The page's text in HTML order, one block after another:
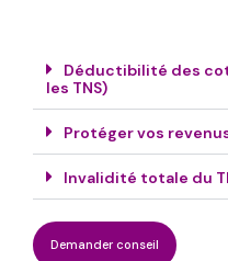
Déductibilité des
les TNS)
Protéger vos
Invalidité totale du
Demander conseil